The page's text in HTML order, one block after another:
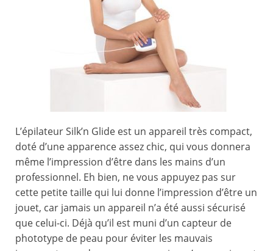
L’épilateur Silk’n Glide est un appareil très compact,
doté d’une apparence assez chic, qui vous donnera
même l’impression d’être dans les mains d’un
professionnel. Eh bien, ne vous appuyez pas sur
cette petite taille qui lui donne l’impression d’être un
jouet, car jamais un appareil n’a été aussi sécurisé
que celui-ci. Déjà qu’il est muni d’un capteur de
phototype de peau pour éviter les mauvais